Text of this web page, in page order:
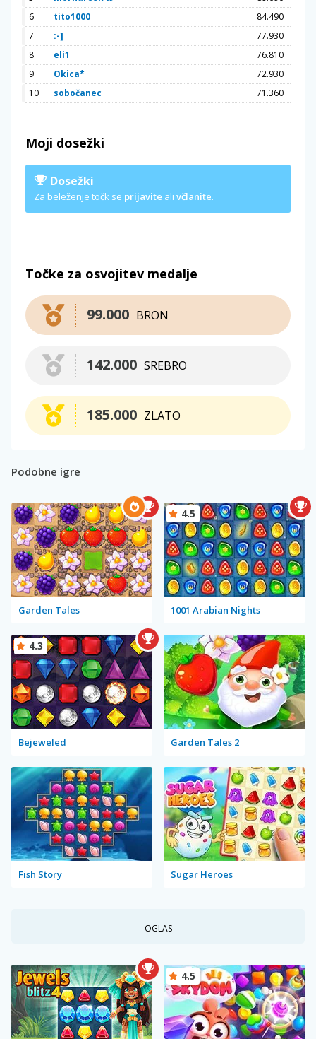
6
tito1000
84.490
7
:-]
77.930
8
eli1
76.810
9
Okica*
72.930
10
sobočanec 71.360
Moji dosežki
Dosežki
Za beleženje točk se prijavite ali včlanite.
Točke za osvojitev medalje
BRON
99.000
SREBRO
142.000
ZLATO
185.000
Podobne igre
Garden Tales 1001 Arabian Nights
4.5
Bejeweled
4.3
Garden Tales 2
Fish Story Sugar Heroes
OGLAS
4.5